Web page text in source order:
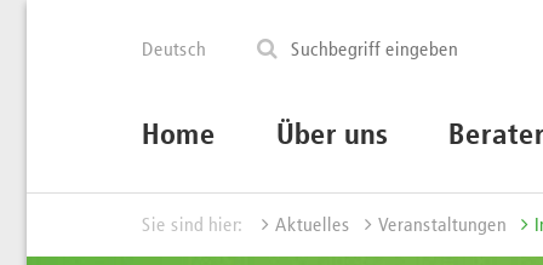
Deutsch
Home Über uns
Sie sind hier: Aktuelles Veranstaltungen